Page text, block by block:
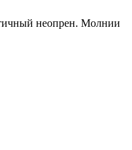
неопрен. Молнии